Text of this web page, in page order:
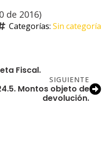
de 2016)
Categorías: Sin categoría
Fiscal.
SIGUIENTE
Montos objeto de
devolución.